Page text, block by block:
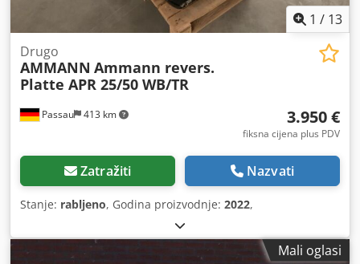
1 / 13
Passau 413 km
Drugo
AMMANN Ammann revers.
Platte APR 25/50 WB/TR
3.950 €
fiksna cijena plus PDV
Zatražiti Nazvati
Stanje: rabljeno, Godina proizvodnje: 2022,
Mali oglasi